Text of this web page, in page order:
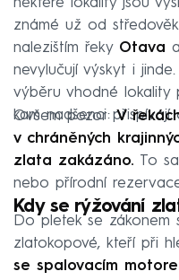
některé lokality jsou
známé už od
nalezištím řeky Otava a
nevylučují výskyt i
výběru vhodné lokality
kam nadšenci přispívají
Ovšem pozor:V
v chráněných
zlata zakázáno. To
nebo přírodní
Kdy se rýžování
Do pletek se zákonem
zlatokopové, kteří při
se spalovacím